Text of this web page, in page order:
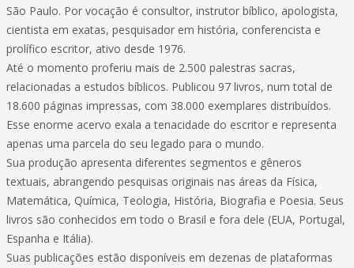
São Paulo. Por vocação é consultor, instrutor bíblico, apologista,
cientista em exatas, pesquisador em história, conferencista e
prolífico escritor, ativo desde 1976.
Até o momento proferiu mais de 2.500 palestras sacras,
relacionadas a estudos bíblicos. Publicou 97 livros, num total de
18.600 páginas impressas, com 38.000 exemplares distribuídos.
Esse enorme acervo exala a tenacidade do escritor e representa
apenas uma parcela do seu legado para o mundo.
Sua produção apresenta diferentes segmentos e gêneros
textuais, abrangendo pesquisas originais nas áreas da Física,
Matemática, Química, Teologia, História, Biografia e Poesia. Seus
livros são conhecidos em todo o Brasil e fora dele (EUA, Portugal,
Espanha e Itália).
Suas publicações estão disponíveis em dezenas de plataformas